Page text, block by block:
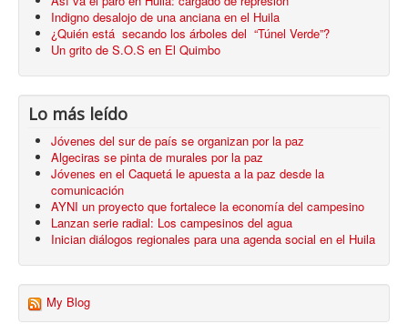
Indigno desalojo de una anciana en el Huila
¿Quién está secando los árboles del “Túnel Verde”?
Un grito de S.O.S en El Quimbo
Lo más leído
Jóvenes del sur de país se organizan por la paz
Algeciras se pinta de murales por la paz
Jóvenes en el Caquetá le apuesta a la paz desde la
comunicación
AYNI un proyecto que fortalece la economía del campesino
Lanzan serie radial: Los campesinos del agua
Inician diálogos regionales para una agenda social en el Huila
My Blog